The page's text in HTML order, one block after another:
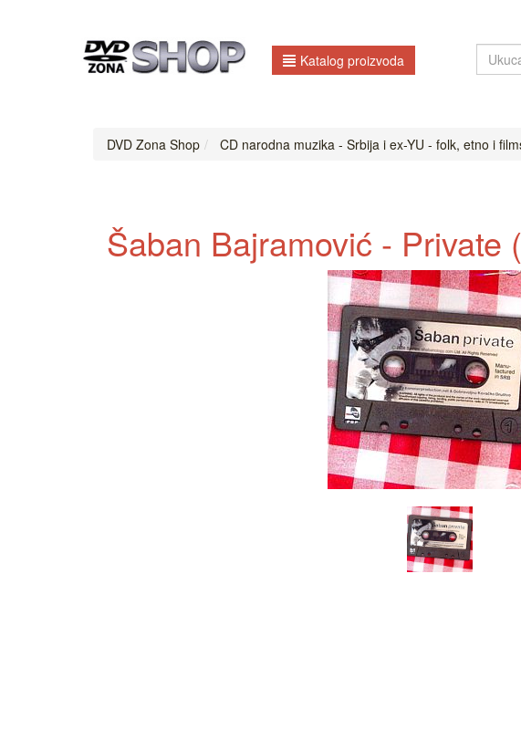
Katalog proizvoda
DVD Zona Shop CD narodna muzika - Srbija i ex-YU - folk, etno i
Šaban Bajramović - Private